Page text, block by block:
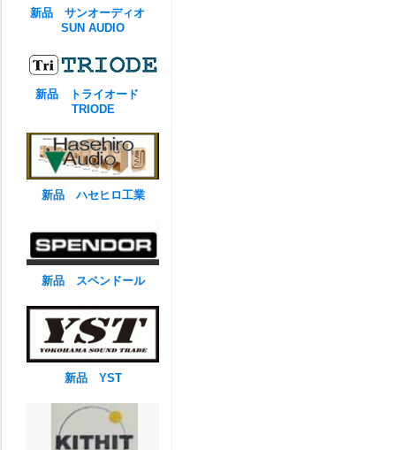
新品 サンオーディオ
SUN AUDIO
新品 トライオード
TRIODE
新品 ハセヒロ工業
新品 スペンドール
新品 YST